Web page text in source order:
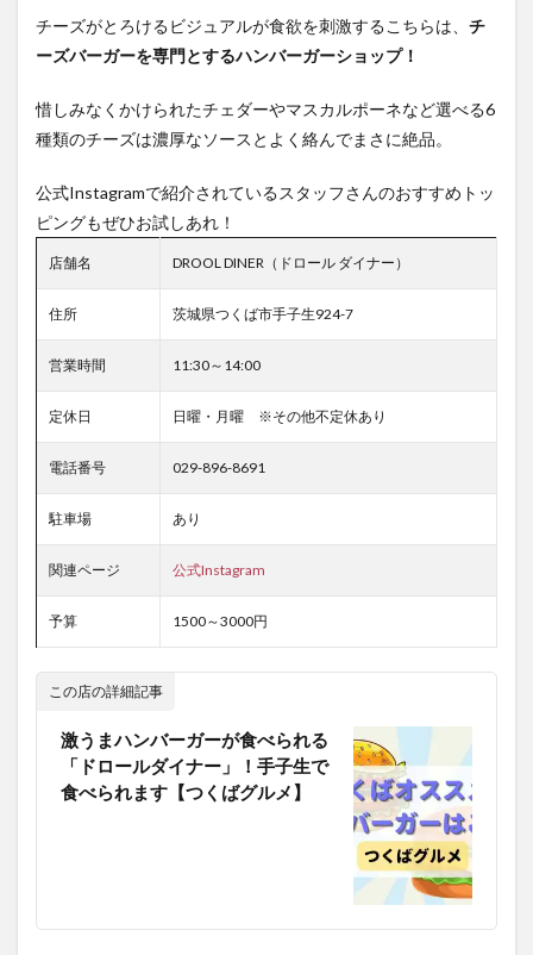
チーズがとろけるビジュアルが食欲を刺激するこちらは、 チ
ーズバーガーを専門とするハンバーガーショップ！
惜しみなくかけられたチェダーやマスカルポーネなど選べる6
種類のチーズは濃厚なソースとよく絡んでまさに絶品。
公式Instagramで紹介されているスタッフさんのおすすめトッ
ピングもぜひお試しあれ！
店舗名 DROOL DINER（ドロール ダイナー）
住所 茨城県つくば市手子生924-7
営業時間 11:30～14:00
定休日 日曜・月曜 ※その他不定休あり
電話番号 029-896-8691
駐車場 あり
関連ページ 公式Instagram
予算 1500～3000円
この店の詳細記事
激うまハンバーガーが食べられる
「ドロールダイナー」！手子生で
食べられます【つくばグルメ】